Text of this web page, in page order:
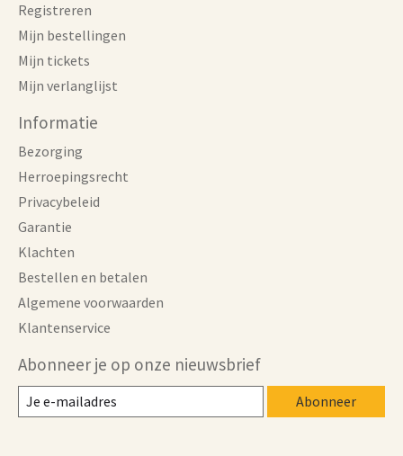
Registreren
Mijn bestellingen
Mijn tickets
Mijn verlanglijst
Informatie
Bezorging
Herroepingsrecht
Privacybeleid
Garantie
Klachten
Bestellen en betalen
Algemene voorwaarden
Klantenservice
Abonneer je op onze nieuwsbrief
Abonneer